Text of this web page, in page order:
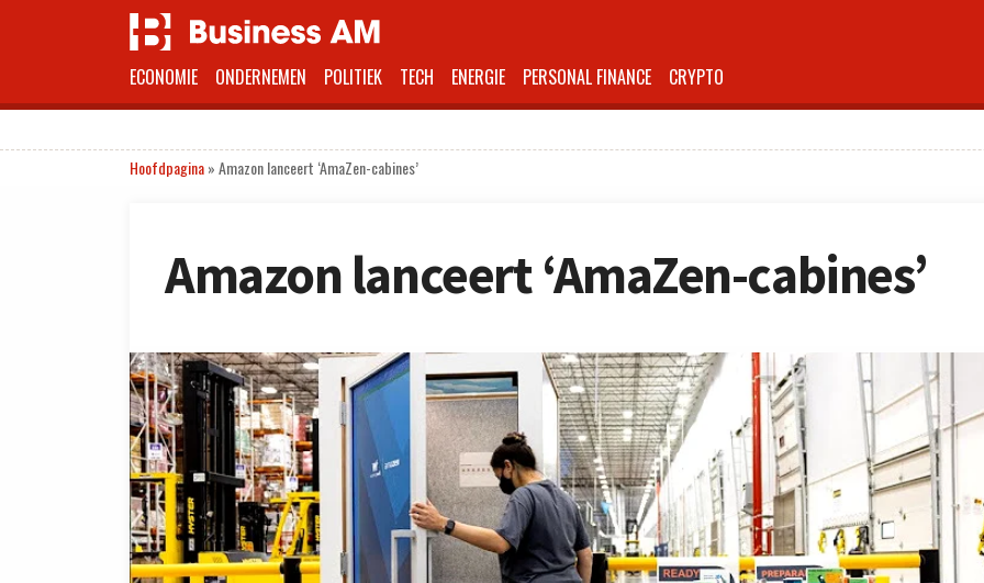
ECONOMIE ONDERNEMEN POLITIEK TECH ENERGIE PERSONAL FINANCE CRYPTO
Hoofdpagina»Amazon lanceert ‘AmaZen-cabines’
Amazon lanceert ‘AmaZen-cabines’